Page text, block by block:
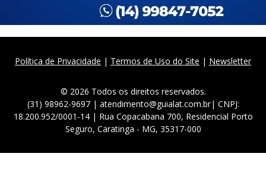
Política de Privacidade | Termos de Uso do Site | Newsletter
© 2026 Todos os direitos reservados.
(31) 98962-9697 | atendimento@guialat.com.br| CNPJ:
18.200.952/0001-14 | Rua Copacabana 700, Residencial Porto
Seguro, Caratinga - MG, 35317-000